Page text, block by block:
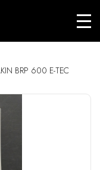
BRP 600 E-TEC